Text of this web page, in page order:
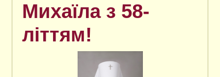
Михаїла з 58-
літтям!